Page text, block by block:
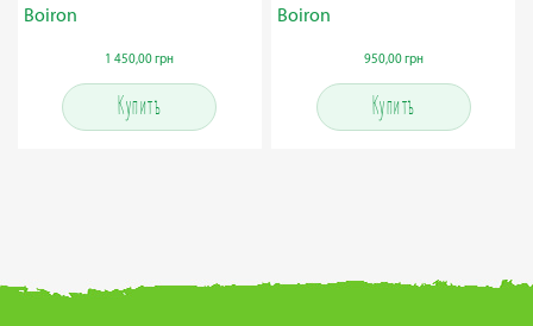
Boiron
1 450,00 грн
Купить
Boiron
950,00 грн
Купить